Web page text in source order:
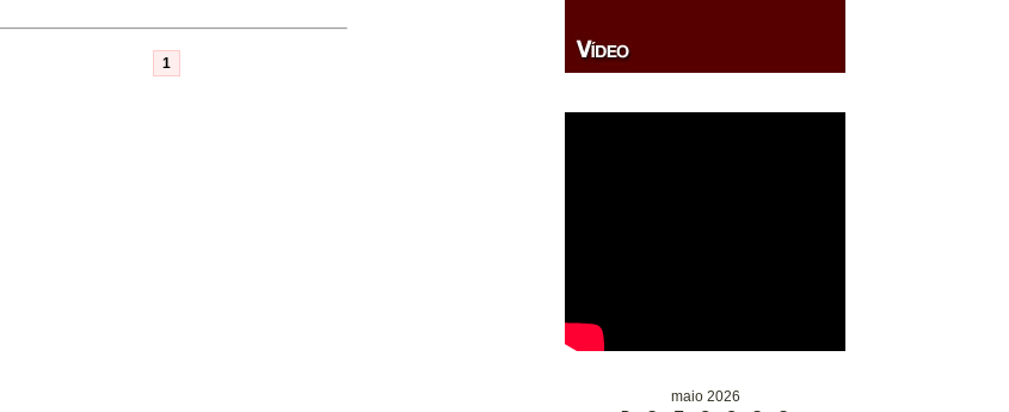
1
maio 2026